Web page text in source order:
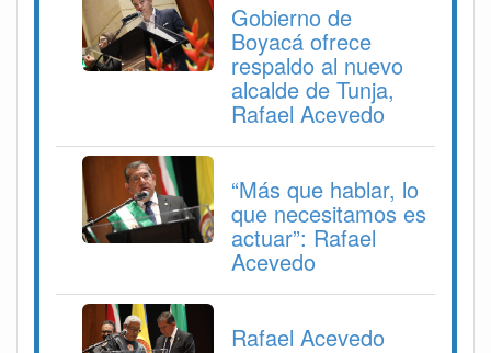
Gobierno de
Boyacá ofrece
respaldo al nuevo
alcalde de Tunja,
Rafael Acevedo
“Más que hablar, lo
que necesitamos es
actuar”: Rafael
Acevedo
Rafael Acevedo